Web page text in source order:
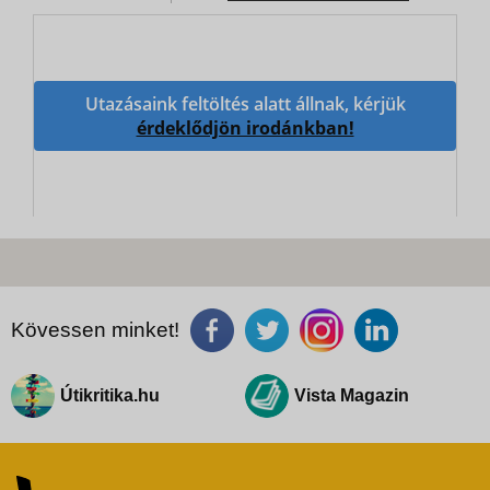
Utazásaink feltöltés alatt állnak, kérjük
érdeklődjön irodánkban!
Kövessen minket!
Útikritika.hu Vista Magazin